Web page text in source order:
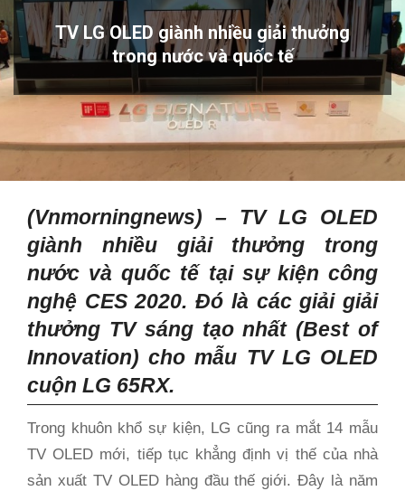
TV LG OLED giành nhiều giải thưởng
trong nước và quốc tế
(Vnmorningnews) – TV LG OLED
giành nhiều giải thưởng trong
nước và quốc tế tại sự kiện công
nghệ CES 2020. Đó là các giải giải
thưởng TV sáng tạo nhất (Best of
Innovation) cho mẫu TV LG OLED
cuộn LG 65RX.
Trong khuôn khổ sự kiện, LG cũng ra mắt 14 mẫu
TV OLED mới, tiếp tục khẳng định vị thế của nhà
sản xuất TV OLED hàng đầu thế giới. Đây là năm